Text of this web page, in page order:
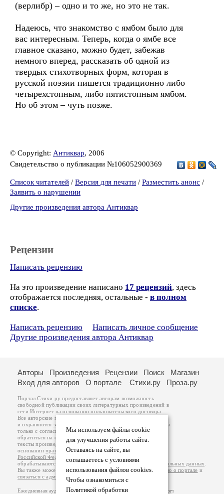
(верлибр) – одно и то же, но это не так.
Надеюсь, что знакомство с ямбом было для
вас интересным. Теперь, когда о ямбе все
главное сказано, можно будет, забежав
немного вперед, рассказать об одной из
твердых стихотворных форм, которая в
русской поэзии пишется традиционно либо
четырехстопным, либо пятистопным ямбом.
Но об этом – чуть позже.
© Copyright: Антиквар, 2006
Свидетельство о публикации №106052900369
Список читателей / Версия для печати / Разместить анонс /
Заявить о нарушении
Другие произведения автора Антиквар
Рецензии
Написать рецензию
На это произведение написано 17 рецензий, здесь
отображается последняя, остальные - в полном
списке.
Написать рецензию
Написать личное сообщение
Другие произведения автора Антиквар
Мы используем файлы cookie
для улучшения работы сайта.
Оставаясь на сайте, вы
соглашаетесь с условиями
использования файлов cookies.
Чтобы ознакомиться с
Политикой обработки
Авторы Произведения Рецензии Поиск
Магазин
Вход для авторов
О портале Стихи.ру Проза.ру
Портал Стихи.ру предоставляет авторам возможность
свободной публикации своих литературных произведений в
сети Интернет на основаниипользовательского договора
Все авторские права на произведения принадлежат авторам
и охраняются законом
. Перепечатка произведений возможна
только с согласия его автора, к которому вы можете
обратиться на его авторской странице. Ответственность за
тексты произведений авторы несут самостоятельно на
основанииправил публикацииизаконодательства
Российской Федерации
обрабатываются на основанииПолитики обработки персональных данных
Вы также можете посмотреть более подробнуюинформацию о портале и
связаться с администрацией
Ежедневная аудитория портала Стихи.ру – порядка 200 тысяч